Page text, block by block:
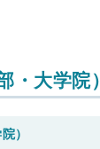
・大学院）
）